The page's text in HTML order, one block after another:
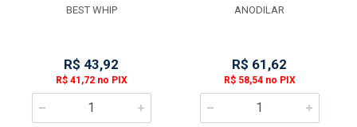
BEST WHIP
R$ 43,92
R$ 41,72 no PIX
ANODILAR
R$ 61,62
R$ 58,54 no PIX